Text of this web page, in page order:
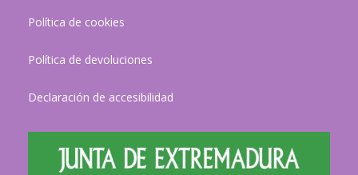
Política de cookies
Política de devoluciones
Declaración de accesibilidad